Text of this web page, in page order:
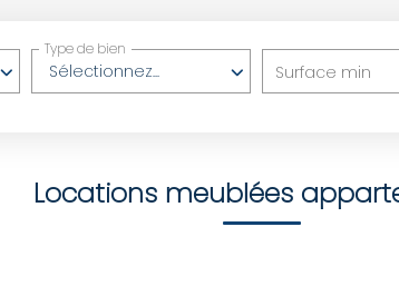
Sélectionnez...
Type de bien
Surface min
Locations meublées